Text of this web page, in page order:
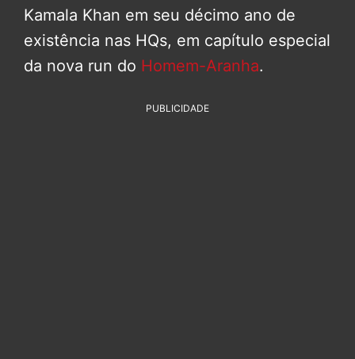
Kamala Khan em seu décimo ano de
existência nas HQs, em capítulo especial
da nova run do Homem-Aranha.
PUBLICIDADE